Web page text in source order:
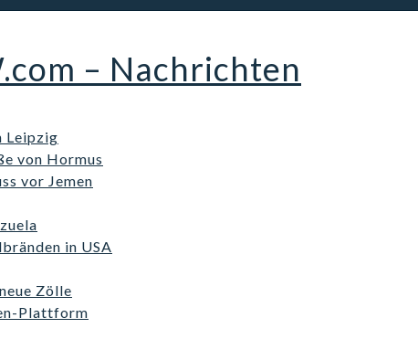
– Nachrichten
Leipzig
von Hormus
vor Jemen
in USA
Zölle
Plattform